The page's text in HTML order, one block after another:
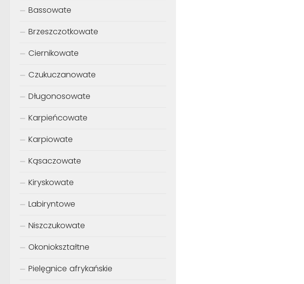
Bassowate
Brzeszczotkowate
Ciernikowate
Czukuczanowate
Długonosowate
Karpieńcowate
Karpiowate
Kąsaczowate
Kiryskowate
Labiryntowe
Niszczukowate
Okoniokształtne
Pielęgnice afrykańskie